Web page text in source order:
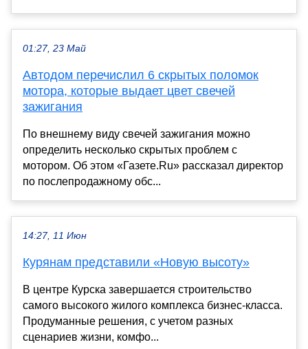
01:27, 23 Май
Автодом перечислил 6 скрытых поломок
мотора, которые выдает цвет свечей
зажигания
По внешнему виду свечей зажигания можно
определить несколько скрытых проблем с
мотором. Об этом «Газете.Ru» рассказал директор
по послепродажному обс...
14:27, 11 Июн
Курянам представили «Новую высоту»
В центре Курска завершается строительство
самого высокого жилого комплекса бизнес-класса.
Продуманные решения, с учетом разных
сценариев жизни, комфо...